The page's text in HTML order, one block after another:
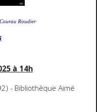
Roudier
à 14h
- Bibliothèque Aimé